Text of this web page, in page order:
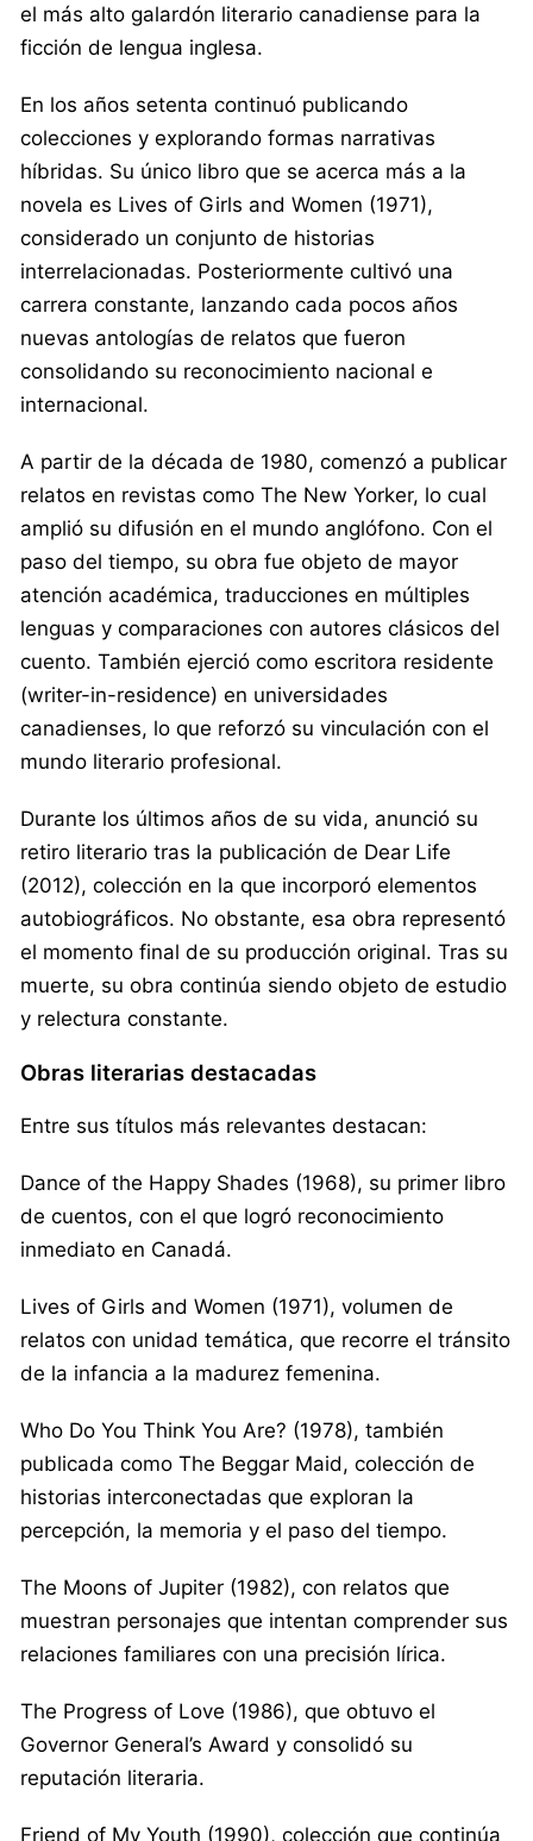
el más alto galardón literario canadiense para la
ficción de lengua inglesa.
En los años setenta continuó publicando
colecciones y explorando formas narrativas
híbridas. Su único libro que se acerca más a la
novela es Lives of Girls and Women (1971),
considerado un conjunto de historias
interrelacionadas. Posteriormente cultivó una
carrera constante, lanzando cada pocos años
nuevas antologías de relatos que fueron
consolidando su reconocimiento nacional e
internacional.
A partir de la década de 1980, comenzó a publicar
relatos en revistas como The New Yorker, lo cual
amplió su difusión en el mundo anglófono. Con el
paso del tiempo, su obra fue objeto de mayor
atención académica, traducciones en múltiples
lenguas y comparaciones con autores clásicos del
cuento. También ejerció como escritora residente
(writer-in-residence) en universidades
canadienses, lo que reforzó su vinculación con el
mundo literario profesional.
Durante los últimos años de su vida, anunció su
retiro literario tras la publicación de Dear Life
(2012), colección en la que incorporó elementos
autobiográficos. No obstante, esa obra representó
el momento final de su producción original. Tras su
muerte, su obra continúa siendo objeto de estudio
y relectura constante.
Obras literarias destacadas
Entre sus títulos más relevantes destacan:
Dance of the Happy Shades (1968), su primer libro
de cuentos, con el que logró reconocimiento
inmediato en Canadá.
Lives of Girls and Women (1971), volumen de
relatos con unidad temática, que recorre el tránsito
de la infancia a la madurez femenina.
Who Do You Think You Are? (1978), también
publicada como The Beggar Maid, colección de
historias interconectadas que exploran la
percepción, la memoria y el paso del tiempo.
The Moons of Jupiter (1982), con relatos que
muestran personajes que intentan comprender sus
relaciones familiares con una precisión lírica.
The Progress of Love (1986), que obtuvo el
Governor General’s Award y consolidó su
reputación literaria.
Friend of My Youth (1990), colección que continúa